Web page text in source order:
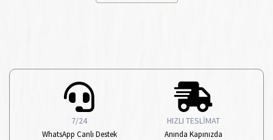
7/24
WhatsApp Canlı Destek
HIZLI TESLİMAT
Anında Kapınızda